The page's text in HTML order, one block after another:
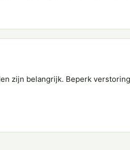
zijn belangrijk. Beperk